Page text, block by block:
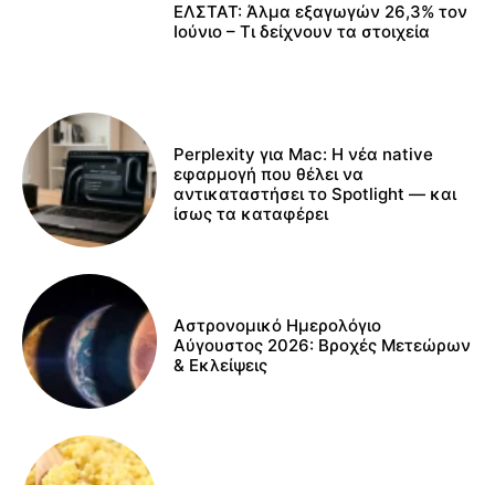
ΕΛΣΤΑΤ: Άλμα εξαγωγών 26,3% τον
Ιούνιο – Τι δείχνουν τα στοιχεία
Perplexity για Mac: Η νέα native
εφαρμογή που θέλει να
αντικαταστήσει το Spotlight — και
ίσως τα καταφέρει
Αστρονομικό Ημερολόγιο
Αύγουστος 2026: Βροχές Μετεώρων
& Εκλείψεις